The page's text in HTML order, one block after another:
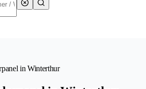
in Winterthur